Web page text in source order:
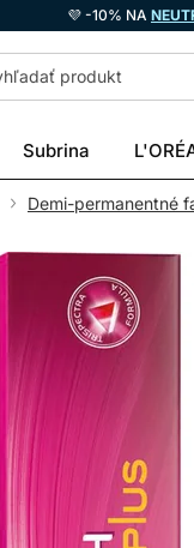
💜 -10% NA
Subrina
Demi-permanentné